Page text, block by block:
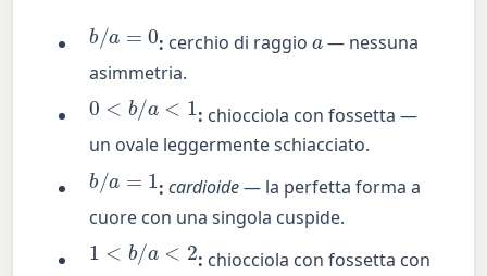
b /a 0
: cerchio di raggioa— nessuna
asimmetria.
0 <b /a< 1
: chiocciola con fossetta —
un ovale leggermente schiacciato.
b /a
: cardioide— la perfetta forma a
cuore con una singola cuspide.
1 <b /a< 2
: chiocciola con fossetta con